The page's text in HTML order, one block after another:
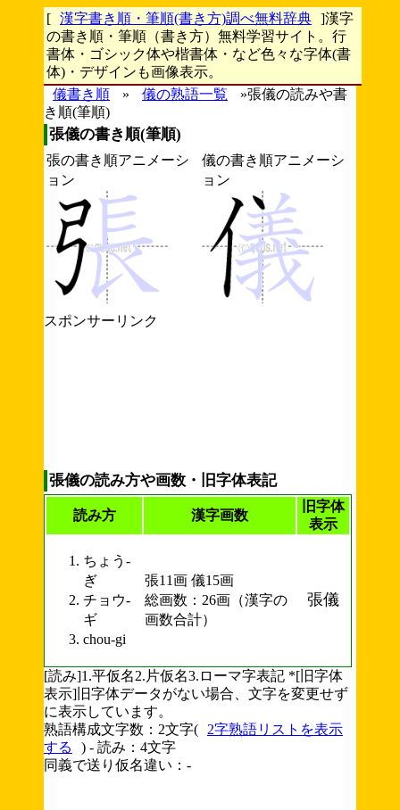
[ 漢字書き順・筆順(書き方)調べ無料辞典 ]漢字
の書き順・筆順（書き方）無料学習サイト。行
書体・ゴシック体や楷書体・など色々な字体(書
体)・デザインも画像表示。
儀書き順
» 儀の熟語一覧
»張儀の読みや書
き順(筆順)
張儀の書き順(筆順)
張の書き順アニメーシ
ョン
儀の書き順アニメーシ
ョン
スポンサーリンク
張儀の読み方や画数・旧字体表記
読み方 漢字画数
旧字体
表示
ちょう-
ぎ
チョウ-
ギ
chou-gi
張11画 儀15画
総画数：26画（漢字の
画数合計）
張儀
[読み]1.平仮名2.片仮名3.ローマ字表記 *[旧字体
表示]旧字体データがない場合、文字を変更せず
に表示しています。
熟語構成文字数：2文字(
2字熟語リストを表示
する
) - 読み：4文字
同義で送り仮名違い：-